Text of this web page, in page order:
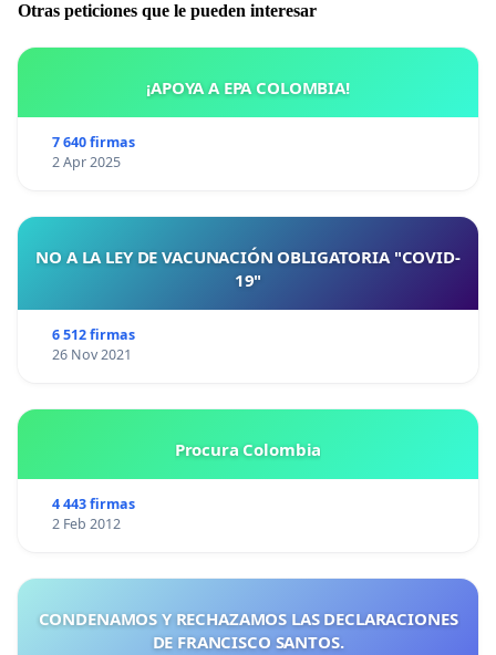
Otras peticiones que le pueden interesar
¡APOYA A EPA COLOMBIA!
7 640 firmas
2 Apr 2025
NO A LA LEY DE VACUNACIÓN OBLIGATORIA "COVID-
19"
6 512 firmas
26 Nov 2021
Procura Colombia
4 443 firmas
2 Feb 2012
CONDENAMOS Y RECHAZAMOS LAS DECLARACIONES
DE FRANCISCO SANTOS.